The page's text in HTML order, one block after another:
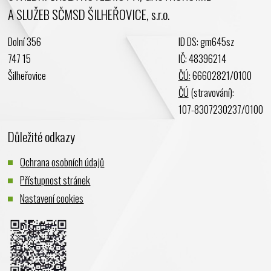
Březen 2024
Leden 2024
Listopad 2023
Srpen 2023
Červen 2023
Květen 2023
Duben 2023
Březen 2023
Únor 2023
Leden 2023
A SLUŽEB SČMSD ŠILHEŘOVICE, s.r.o.
Dolní 356
747 15
Šilheřovice
ID DS: gm645sz
IČ: 48396214
ČÚ:66602821/0100
ČÚ (stravování):
107-8307230237/0100
Důležité odkazy
Ochrana osobních údajů
Přístupnost stránek
Nastavení cookies